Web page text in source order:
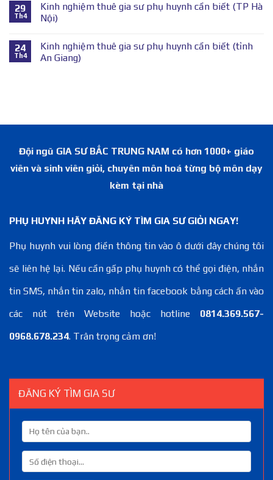
29
Th4
Kinh nghiệm thuê gia sư phụ huynh cần biết (TP Hà
Nội)
24
Th4
Kinh nghiệm thuê gia sư phụ huynh cần biết (tỉnh
An Giang)
Đội ngũ GIA SƯ BẮC TRUNG NAM có hơn 1000+ giáo
viên và sinh viên giỏi, chuyên môn hoá từng bộ môn dạy
kèm tại nhà
PHỤ HUYNH HÃY ĐĂNG KÝ TÌM GIA SƯ GIỎI NGAY!
Phụ huynh vui lòng điền thông tin vào ô dưới đây chúng tôi
sẽ liên hệ lại. Nếu cần gấp phụ huynh có thể gọi điện, nhắn
tin SMS, nhắn tin zalo, nhắn tin facebook bằng cách ấn vào
các nút trên Website hoặc hotline 0814.369.567-
0968.678.234. Trân trọng cảm ơn!
ĐĂNG KÝ TÌM GIA SƯ